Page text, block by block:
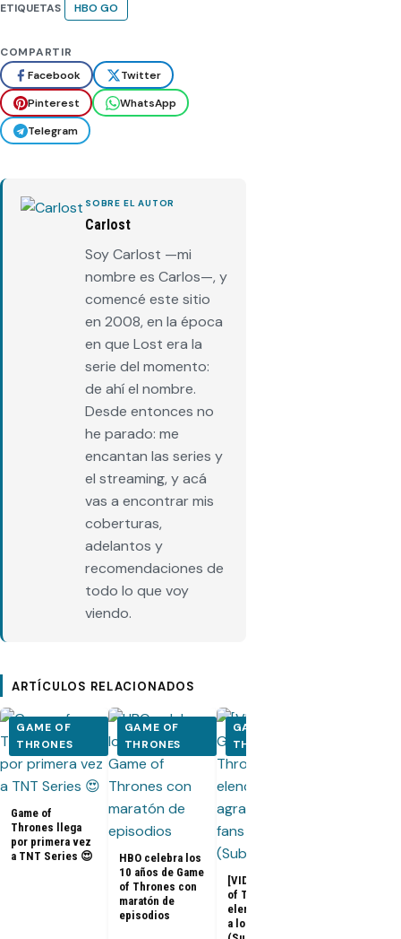
ETIQUETAS HBO GO
COMPARTIR
Facebook
Twitter
Pinterest
WhatsApp
Telegram
SOBRE EL AUTOR
Carlost
Soy Carlost —mi
nombre es Carlos—, y
comencé este sitio
en 2008, en la época
en que Lost era la
serie del momento:
de ahí el nombre.
Desde entonces no
he parado: me
encantan las series y
el streaming, y acá
vas a encontrar mis
coberturas,
adelantos y
recomendaciones de
todo lo que voy
viendo.
ARTÍCULOS RELACIONADOS
GAME OF
THRONES
Game of
Thrones llega
por primera vez
a TNT Series 😍
GAME OF
THRONES
HBO celebra los
10 años de Game
of Thrones con
maratón de
episodios
GAME OF
THRONES
[VIDEOS] Game
of Thrones: El
elenco agradece
a los fans